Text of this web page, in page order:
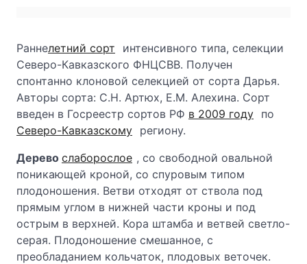
Раннелетний сорт
интенсивного типа, селекции
Северо-Кавказского ФНЦСВВ. Получен
спонтанно клоновой селекцией от сорта Дарья.
Авторы сорта: С.Н. Артюх, Е.М. Алехина. Сорт
введен в Госреестр сортов РФ в 2009 году по
Северо-Кавказскому региону.
Дерево слаборослое , со свободной овальной
поникающей кроной, со спуровым типом
плодоношения. Ветви отходят от ствола под
прямым углом в нижней части кроны и под
острым в верхней. Кора штамба и ветвей светло-
серая. Плодоношение смешанное, с
преобладанием кольчаток, плодовых веточек.